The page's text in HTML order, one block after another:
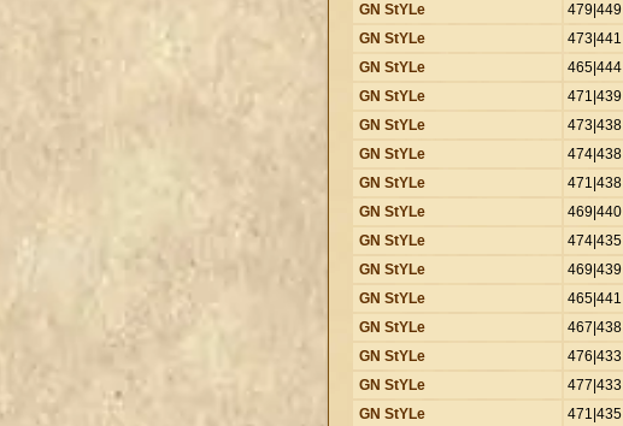
GN StYLe
479|449
GN StYLe
473|441
GN StYLe
465|444
GN StYLe
471|439
GN StYLe
473|438
GN StYLe
474|438
GN StYLe
471|438
GN StYLe
469|440
GN StYLe
474|435
GN StYLe
469|439
GN StYLe
465|441
GN StYLe
467|438
GN StYLe
476|433
GN StYLe
477|433
GN StYLe
471|435